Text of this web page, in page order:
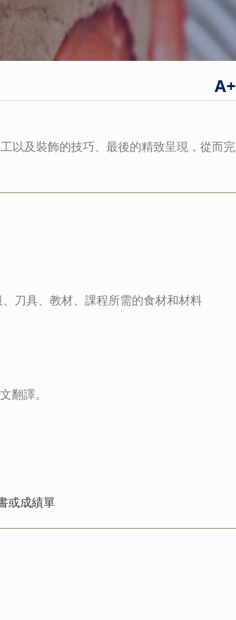
A+
以及裝飾的技巧、最後的精致呈現，從而完
刀具、教材、課程所需的食材和材料
翻譯。
或成績單